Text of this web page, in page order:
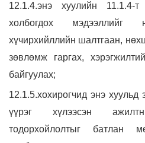
12.1.4.энэ хуулийн 11.1.4-
холбогдох мэдээллийг
хүчирхийллийн шалтгаан,
зөвлөмж гаргах,
байгуулах;
12.1.5.хохирогчид энэ хуульд
үүрэг хүлээсэн
тодорхойлолтыг батлан